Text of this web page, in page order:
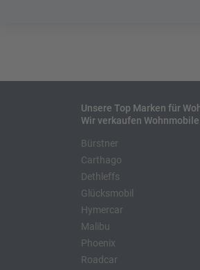
Unsere Top Marken für
Wir verkaufen
Bürstner
Carthago
Dethleffs
Glücksmobil
Hymercar
Malibu
Phoenix
Roadcar